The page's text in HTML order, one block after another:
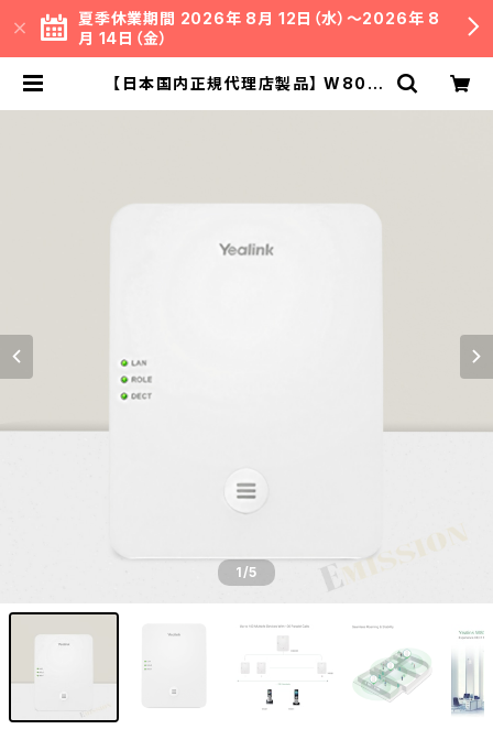
夏季休業期間 2026年 8月 12日（水）～2026年 8
月 14日（金）
【日本国内正規代理店製品】 W80D
1/5